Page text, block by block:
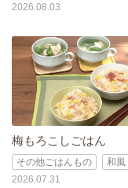
2026.08.03
梅もろこしごはん
その他ごはんもの
和風
2026.07.31